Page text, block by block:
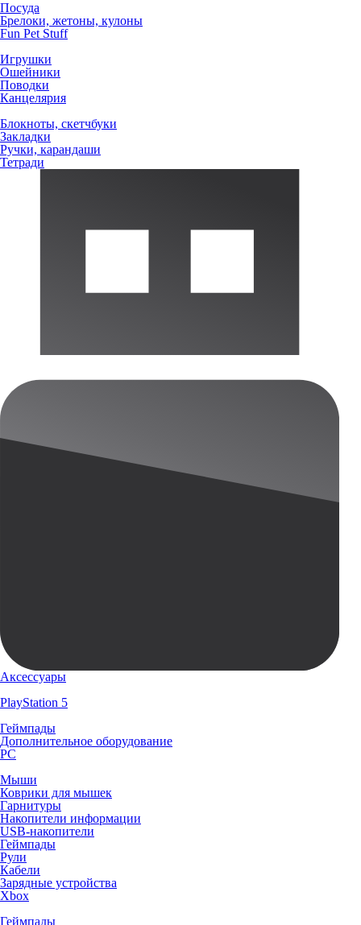
Посуда
Брелоки, жетоны, кулоны
Fun Pet Stuff
Игрушки
Ошейники
Поводки
Канцелярия
Блокноты, скетчбуки
Закладки
Ручки, карандаши
Тетради
Аксессуары
PlayStation 5
Геймпады
Дополнительное оборудование
PC
Мыши
Коврики для мышек
Гарнитуры
Накопители информации
USB-накопители
Геймпады
Рули
Кабели
Зарядные устройства
Xbox
Геймпады